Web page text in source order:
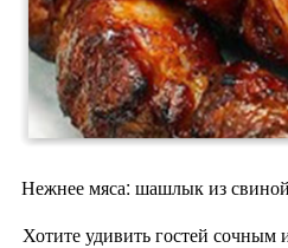
Нежнее мяса: шашлык из
Хотите удивить гостей